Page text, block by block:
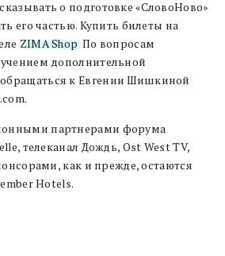
о подготовке «СловоНово»
его частью. Купить билеты на
ZIMA Shop. По вопросам
дополнительной
к Евгении Шишкиной
партнерами форума
телеканал Дождь, Ost West TV,
как и прежде, остаются
Hotels.